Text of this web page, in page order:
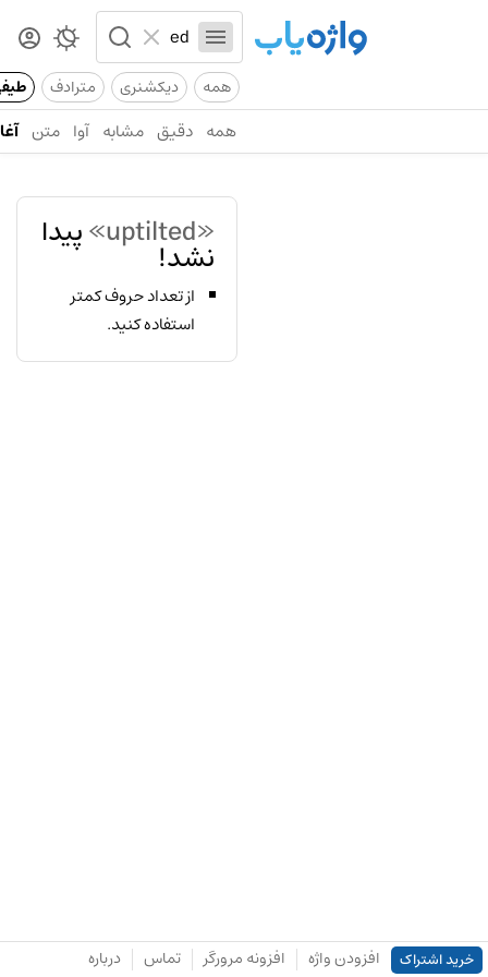
همه دیکشنری مترادف
همه دقیق مشابه آوا متن
«uptilted» پیدا
نشد!
از تعداد حروف کمتر
استفاده کنید.
خرید اشتراک افزودن واژه افزونه مرورگر تماس درباره